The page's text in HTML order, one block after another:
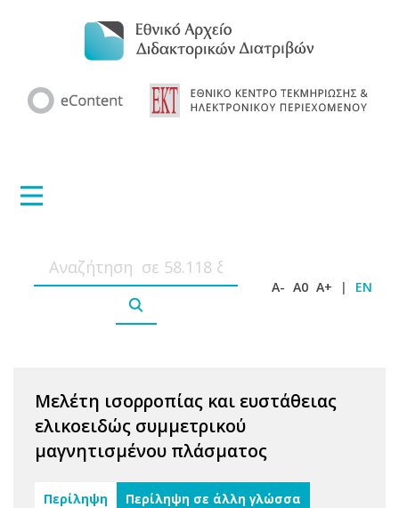
A- A0 A+ | EN
Μελέτη ισορροπίας και ευστάθειας
ελικοειδώς συμμετρικού
μαγνητισμένου πλάσματος
Περίληψη Περίληψη σε άλλη γλώσσα